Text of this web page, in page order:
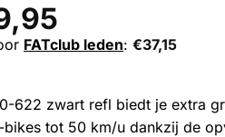
FATclub leden: €37,15
622 zwart refl biedt je extra
tot 50 km/u dankzij de